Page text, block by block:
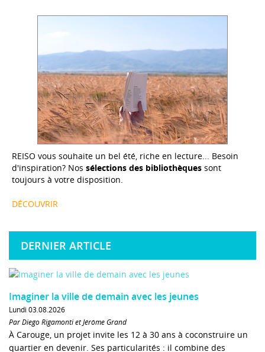
REISO vous souhaite un bel été, riche en lecture... Besoin
d'inspiration? Nos sélections des bibliothèques sont
toujours à votre disposition.
DÉCOUVRIR
DERNIER ARTICLE
Imaginer la ville de demain avec les jeunes
Lundi 03.08.2026
Par Diego Rigamonti et Jérôme Grand
À Carouge, un projet invite les 12 à 30 ans à coconstruire un
quartier en devenir. Ses particularités : il combine des